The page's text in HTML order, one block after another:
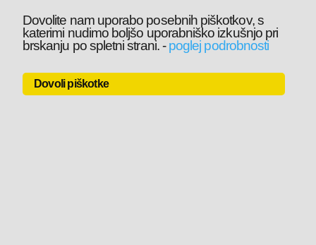
Dovolite nam uporabo posebnih piškotkov, s
katerimi nudimo boljšo uporabniško izkušnjo pri
brskanju po spletni strani.-poglej podrobnosti
Dovoli piškotke